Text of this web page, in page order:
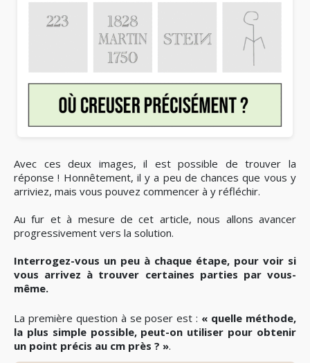
Avec ces deux images, il est possible de trouver la
réponse ! Honnêtement, il y a peu de chances que vous y
arriviez, mais vous pouvez commencer à y réfléchir.
Au fur et à mesure de cet article, nous allons avancer
progressivement vers la solution.
Interrogez-vous un peu à chaque étape, pour voir si
vous arrivez à trouver certaines parties par vous-
même.
La première question à se poser est : « quelle méthode,
la plus simple possible, peut-on utiliser pour obtenir
un point précis au cm près ? ».
👁️